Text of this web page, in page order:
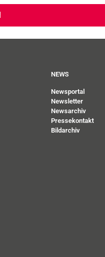
NEWS
Newsportal
Newsletter
Newsarchiv
Pressekontakt
Bildarchiv